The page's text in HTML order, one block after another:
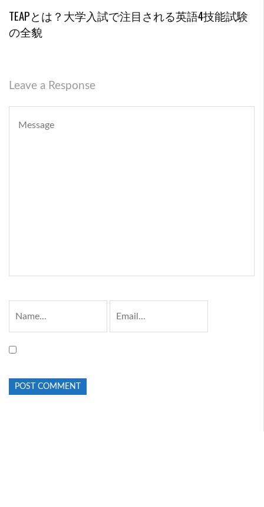
TEAPとは？大学入試で注目される英語4技能試験
の全貌
Leave a Response